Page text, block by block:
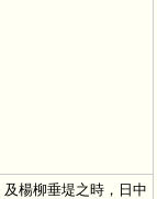
楊柳垂堤之時，日中